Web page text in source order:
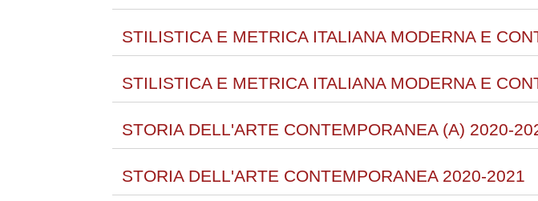
STILISTICA E METRICA ITALIANA MODERNA E
STILISTICA E METRICA ITALIANA MODERNA E
STORIA DELL'ARTE CONTEMPORANEA (A) 2020-
STORIA DELL'ARTE CONTEMPORANEA 2020-2021